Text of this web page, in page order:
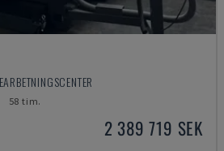
58 tim.
2 389 719 SEK